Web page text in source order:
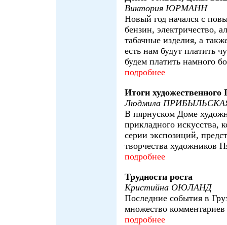
Виктория ЮРМАНН
Новый год начался с
бензин, электричество,
табачные изделия, а
есть нам будут платить
будем платить намного
подробнее
Итоги художественного
Людмила
В пярнуском Доме
прикладного искусства,
серии экспозиций,
творчества художников
подробнее
Трудности роста
Кристийна ОЮЛАНД
Последние события в
множество комментариев
подробнее